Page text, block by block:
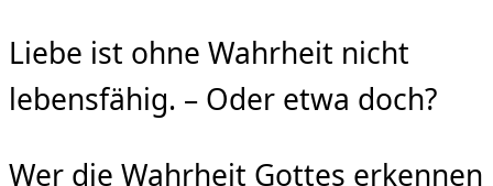
Liebe ist ohne Wahrheit nicht
lebensfähig. – Oder etwa doch?
Wer die Wahrheit Gottes erkennen